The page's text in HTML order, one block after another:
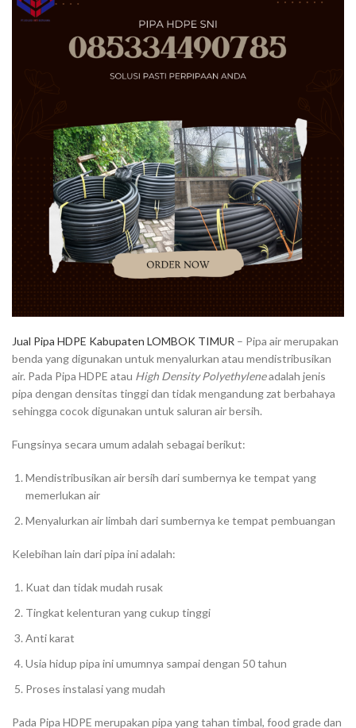
Jual Pipa HDPE Kabupaten LOMBOK TIMUR – Pipa air merupakan
benda yang digunakan untuk menyalurkan atau mendistribusikan
air. Pada Pipa HDPE atau High Density Polyethyleneadalah jenis
pipa dengan densitas tinggi dan tidak mengandung zat berbahaya
sehingga cocok digunakan untuk saluran air bersih.
Fungsinya secara umum adalah sebagai berikut:
Mendistribusikan air bersih dari sumbernya ke tempat yang
memerlukan air
Menyalurkan air limbah dari sumbernya ke tempat pembuangan
Kelebihan lain dari pipa ini adalah:
Kuat dan tidak mudah rusak
Tingkat kelenturan yang cukup tinggi
Anti karat
Usia hidup pipa ini umumnya sampai dengan 50 tahun
Proses instalasi yang mudah
Pada Pipa HDPE merupakan pipa yang tahan timbal, food grade dan